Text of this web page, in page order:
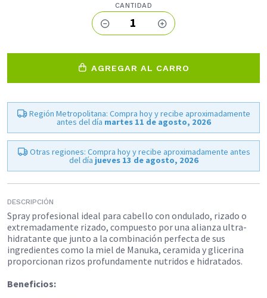
CANTIDAD
1
AGREGAR AL CARRO
Región Metropolitana: Compra hoy y recibe aproximadamente
antes del día martes 11 de agosto, 2026
Otras regiones: Compra hoy y recibe aproximadamente antes
del día jueves 13 de agosto, 2026
DESCRIPCIÓN
Spray profesional ideal para cabello con ondulado, rizado o
extremadamente rizado, compuesto por una alianza ultra-
hidratante que junto a la combinación perfecta de sus
ingredientes como la miel de Manuka, ceramida y glicerina
proporcionan rizos profundamente nutridos e hidratados.
Beneficios: